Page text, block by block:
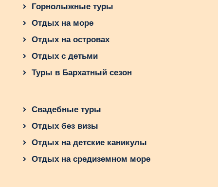
Горнолыжные туры
Отдых на море
Отдых на островах
Отдых с детьми
Туры в Бархатный сезон
Свадебные туры
Отдых без визы
Отдых на детские каникулы
Отдых на средиземном море